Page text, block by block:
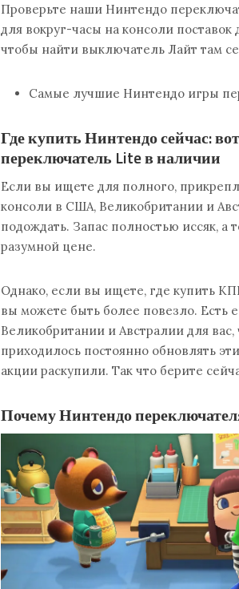
Проверьте наши Нинтендо
для вокруг-часы на консоли
чтобы найти выключатель Лайт там
Самые лучшие Нинтендо игры
Где купить Нинтендо сейчас:
переключатель Lite в наличии
Если вы ищете для полного,
консоли в США, Великобритании и
подождать. Запас полностью иссяк, а
разумной цене.
Однако, если вы ищете, где купить
вы можете быть более повезло.
Великобритании и Австралии для
приходилось постоянно обновлять
акции раскупили. Так что берите
Почему Нинтендо